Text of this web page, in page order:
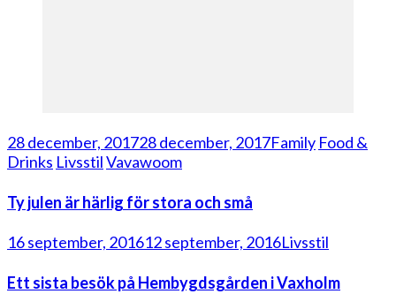
28 december, 201728 december, 2017Family Food &
Drinks LivsstilVavawoom
Ty julen är härlig för stora och små
16 september, 201612 september, 2016Livsstil
Ett sista besök på Hembygdsgården i Vaxholm